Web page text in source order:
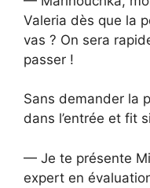
Valeria dès que la
vas ? On sera
passer !
Sans demander la
dans l’entrée et fit
— Je te présente
expert en